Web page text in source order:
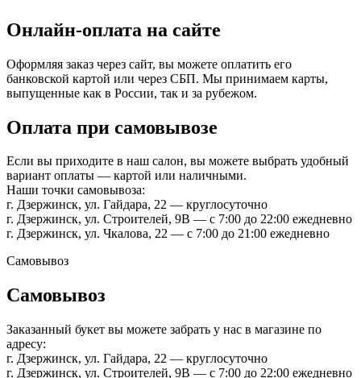
Онлайн-оплата на сайте
Оформляя заказ через сайт, вы можете оплатить его
банковской картой или через СБП. Мы принимаем карты,
выпущенные как в России, так и за рубежом.
Оплата при самовывозе
Если вы приходите в наш салон, вы можете выбрать удобный
вариант оплаты — картой или наличными.
Наши точки самовывоза:
г. Дзержинск, ул. Гайдара, 22 — круглосуточно
г. Дзержинск, ул. Строителей, 9В — с 7:00 до 22:00 ежедневно
г. Дзержинск, ул. Чкалова, 22 — с 7:00 до 21:00 ежедневно
Самовывоз
Самовывоз
Заказанный букет вы можете забрать у нас в магазине по
адресу:
г. Дзержинск, ул. Гайдара, 22 — круглосуточно
г. Дзержинск, ул. Строителей, 9В — с 7:00 до 22:00 ежедневно